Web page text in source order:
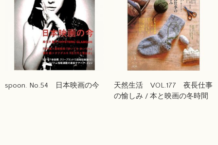
spoon. No.54 日本映画の今
天然生活 VOL.177 夜長仕事
の愉しみ / 本と映画の冬時間